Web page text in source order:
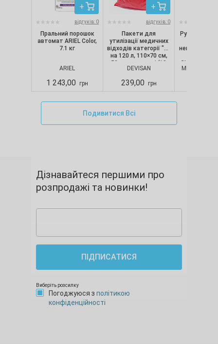
відгуків: 0
Пральний порошок
автомат ARIEL Color,
7.1 кг
ARIEL
1 243,00 грн
відгуків: 0
Пакети для
утилізації медичних
відходів категорії "B"
на 120 л, 110×70 см,
50 мкм, червоні (10
шт./уп.), Devisan
DEVISAN
239,00 грн
Рукавички
непопудрені,
CLASSIC,
MERCATOR
Подивитися Всі
Дізнавайтеся першими про
розпродажі та новинки!
ПІДПИСАТИСЯ
Виберіть розсилку
Погоджуюся з політикою
конфіденційності